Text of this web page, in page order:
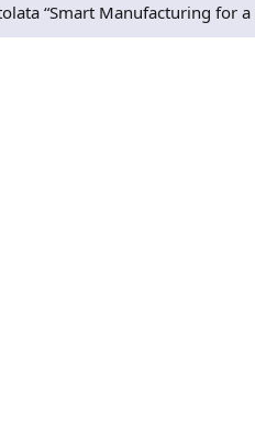
“Smart Manufacturing for a